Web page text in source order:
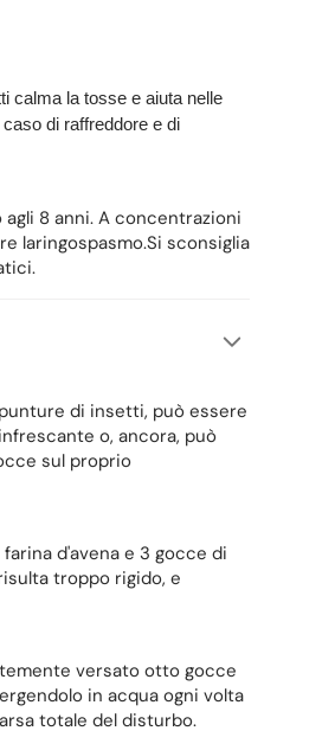
calma la tosse e aiuta nelle
di raffreddore e di
8 anni. A concentrazioni
laringospasmo.Si sconsiglia
di insetti, può essere
o, ancora, può
sul proprio
d'avena e 3 gocce di
troppo rigido, e
versato otto gocce
in acqua ogni volta
totale del disturbo.